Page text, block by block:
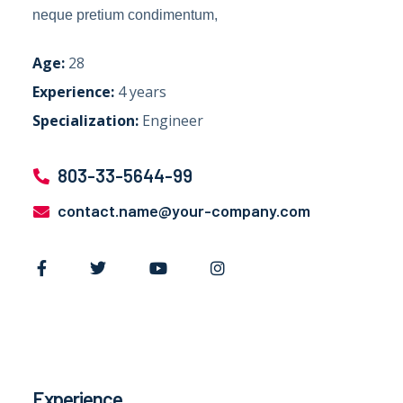
neque pretium condimentum,
Age: 28
Experience: 4 years
Specialization: Engineer
803-33-5644-99
contact.name@your-company.com